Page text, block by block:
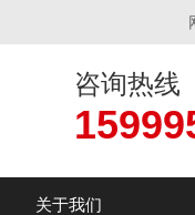
咨询热线
关于我们